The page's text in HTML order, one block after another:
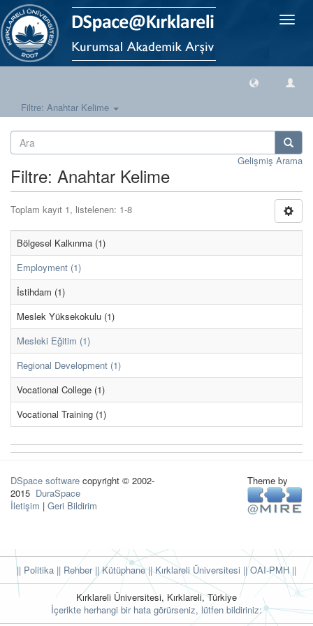
Geçiş
Filtre: Anahtar Kelime
Gelişmiş Arama
Filtre: Anahtar Kelime
Toplam kayıt 1, listelenen: 1-8
Bölgesel Kalkınma (1)
Employment (1)
İstihdam (1)
Meslek Yüksekokulu (1)
Mesleki Eğitim (1)
Regional Development (1)
Vocational College (1)
Vocational Training (1)
DSpace software copyright © 2002-
2015 DuraSpace
İletişim | Geri Bildirim
Theme by
|| Politika || Rehber|| Kütüphane|| Kırklareli Üniversitesi ||OAI-PMH ||
Kırklareli Üniversitesi, Kırklareli, Türkiye
İçerikte herhangi bir hata görürseniz, lütfen bildiriniz: